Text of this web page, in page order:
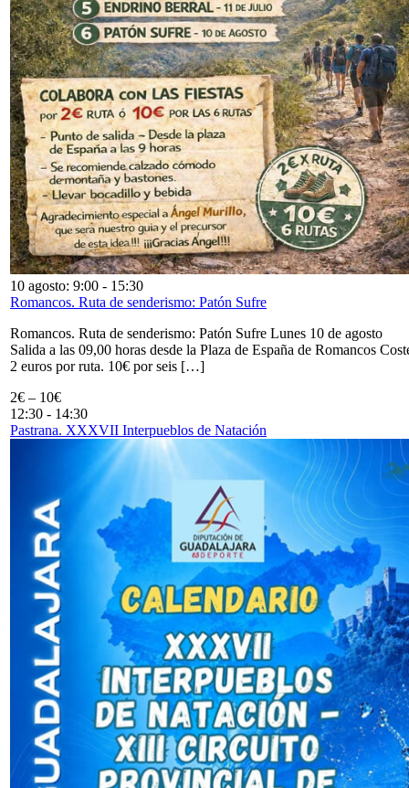
10 agosto: 9:00 - 15:30
Romancos. Ruta de senderismo: Patón Sufre
Romancos. Ruta de senderismo: Patón Sufre Lunes 10 de agosto
Salida a las 09,00 horas desde la Plaza de España de Romancos
2 euros por ruta. 10€ por seis […]
2€ – 10€
12:30 - 14:30
Pastrana. XXXVII Interpueblos de Natación